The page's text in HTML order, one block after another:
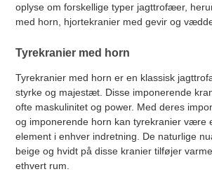
oplyse om forskellige typer jagttrofæer,
med horn, hjortekranier med gevir og
Tyrekranier med horn
Tyrekranier med horn er en klassisk
styrke og majestæt. Disse imponerende
ofte maskulinitet og power. Med deres
og imponerende horn kan tyrekranier være
element i enhver indretning. De naturlige
beige og hvidt på disse kranier tilføjer
ethvert rum.